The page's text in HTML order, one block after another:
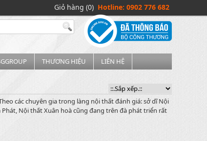
Giỏ hàng (0) Hotline: 0902 776 682
THƯƠNG HIỆU LIÊN HỆ
các chuyên gia trong làng nội thất đánh giá: sở dĩ Nội
Nội thất Xuân hoà cũng đang trên đà phát triển rất